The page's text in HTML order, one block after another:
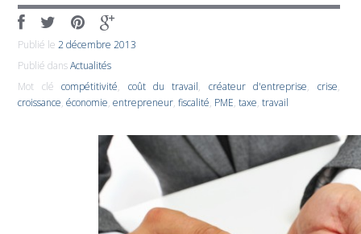
Publié le2 décembre 2013
Publié dansActualités
Mot clécompétitivité, coût du travail, créateur d'entreprise, crise,
croissance,économie,entrepreneur,fiscalité, PME,taxe,travail